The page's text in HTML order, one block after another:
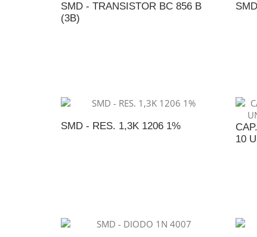
SMD - TRANSISTOR BC 856 B
(3B)
SMD - RES. 1,3K 1206 1%
10